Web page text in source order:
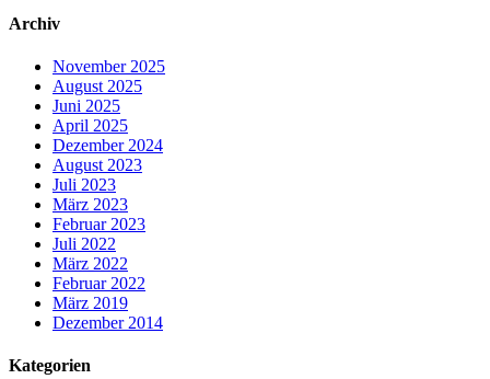
Archiv
November 2025
August 2025
Juni 2025
April 2025
Dezember 2024
August 2023
Juli 2023
März 2023
Februar 2023
Juli 2022
März 2022
Februar 2022
März 2019
Dezember 2014
Kategorien